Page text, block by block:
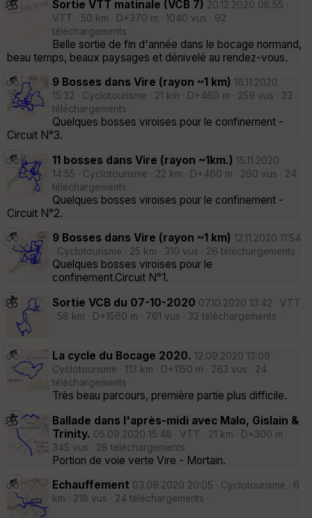
Sortie VTT matinale (VCB 7) 20.12.2020 08:55 ·
VTT · 50 km · D+370 m · 1040 vus · 92
téléchargements ·
Belle sortie de fin d'année dans le bocage normand,
beau temps, beaux paysages et dénivelé au rendez-vous.
9 Bosses dans Vire (rayon ~1 km) 16.11.2020
15:32 · Cyclotourisme · 21 km · D+460 m · 259 vus · 23
téléchargements ·
Quelques bosses viroises pour le confinement -
Circuit N°3.
11 bosses dans Vire (rayon ~1km.) 15.11.2020
14:55 · Cyclotourisme · 22 km · D+460 m · 260 vus · 24
téléchargements ·
Quelques bosses viroises pour le confinement -
Circuit N°2.
9 Bosses dans Vire (rayon ~1 km) 12.11.2020 11:54
· Cyclotourisme · 25 km · 310 vus · 26 téléchargements ·
Quelques bosses viroises pour le
confinement.Circuit N°1.
Sortie VCB du 07-10-2020 07.10.2020 13:42 · VTT
· 58 km · D+1560 m · 761 vus · 32 téléchargements ·
La cycle du Bocage 2020. 12.09.2020 13:09 ·
Cyclotourisme · 113 km · D+1150 m · 263 vus · 24
téléchargements ·
Très beau parcours, première partie plus difficile.
Ballade dans l'après-midi avec Malo, Gislain &
Trinity. 05.09.2020 15:48 · VTT · 21 km · D+300 m ·
345 vus · 28 téléchargements ·
Portion de voie verte Vire - Mortain.
Echauffement 03.09.2020 20:05 · Cyclotourisme · 6
km · 218 vus · 24 téléchargements ·